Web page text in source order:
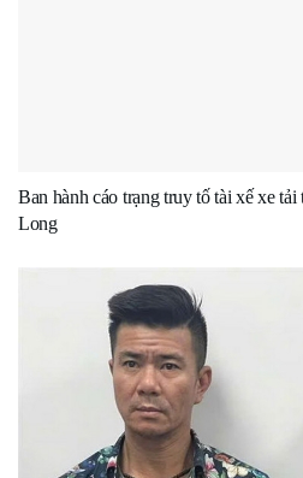
Ban hành cáo trạng truy tố tài xế xe
Long